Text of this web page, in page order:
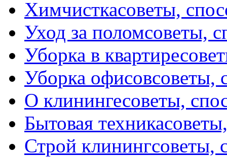
Химчисткасоветы,
Уход за поломсоветы,
Уборка в квартире
Уборка офисовсоветы,
О клинингесоветы,
Бытовая техника
Строй клинингсоветы,